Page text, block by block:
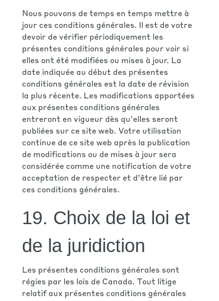
Nous pouvons de temps en temps mettre à
jour ces conditions générales. Il est de votre
devoir de vérifier périodiquement les
présentes conditions générales pour voir si
elles ont été modifiées ou mises à jour. La
date indiquée au début des présentes
conditions générales est la date de révision
la plus récente. Les modifications apportées
aux présentes conditions générales
entreront en vigueur dès qu’elles seront
publiées sur ce site web. Votre utilisation
continue de ce site web après la publication
de modifications ou de mises à jour sera
considérée comme une notification de votre
acceptation de respecter et d’être lié par
ces conditions générales.
19. Choix de la loi et
de la juridiction
Les présentes conditions générales sont
régies par les lois de Canada. Tout litige
relatif aux présentes conditions générales